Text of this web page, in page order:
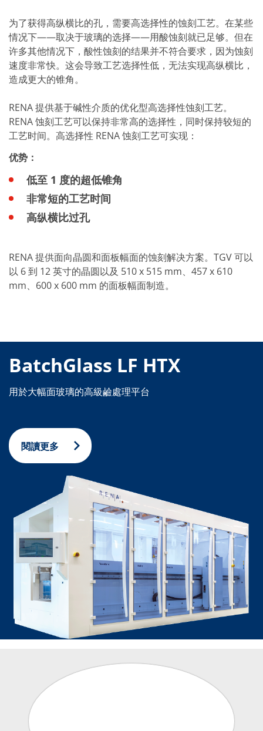
为了获得高纵横比的孔，需要高选择性的蚀刻工艺。在某些
情况下——取决于玻璃的选择——用酸蚀刻就已足够。但在
许多其他情况下，酸性蚀刻的结果并不符合要求，因为蚀刻
速度非常快。这会导致工艺选择性低，无法实现高纵横比，
造成更大的锥角。
RENA 提供基于碱性介质的优化型高选择性蚀刻工艺。
RENA 蚀刻工艺可以保持非常高的选择性，同时保持较短的
工艺时间。高选择性 RENA 蚀刻工艺可实现：
优势：
低至 1 度的超低锥角
非常短的工艺时间
高纵横比过孔
RENA 提供面向晶圆和面板幅面的蚀刻解决方案。TGV 可以
以 6 到 12 英寸的晶圆以及 510 x 515 mm、457 x 610
mm、600 x 600 mm 的面板幅面制造。
BatchGlass LF HTX
用於大幅面玻璃的高級鹼處理平台
閱讀更多